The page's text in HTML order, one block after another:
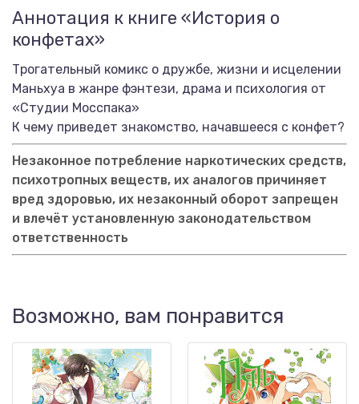
Аннотация к книге «История о
конфетах»
Трогательный комикс о дружбе, жизни и исцелении
Маньхуа в жанре фэнтези, драма и психология от
«Студии Мосспака»
К чему приведет знакомство, начавшееся с конфет?
Незаконное потребление наркотических средств,
психотропных веществ, их аналогов причиняет
вред здоровью, их незаконный оборот запрещен
и влечёт установленную законодательством
ответственность
Возможно, вам понравится